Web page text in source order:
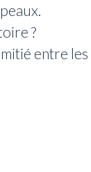
?
entre